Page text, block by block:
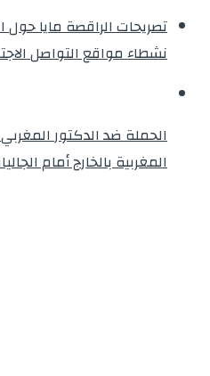
تصريحات الراقصة مايا
نشطاء مواقع التواصل
الحملة ضد الدكتور
المغربية بالخارج أمام